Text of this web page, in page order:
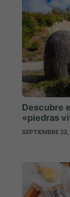
Descubre
«piedras
SEPTIEMBRE